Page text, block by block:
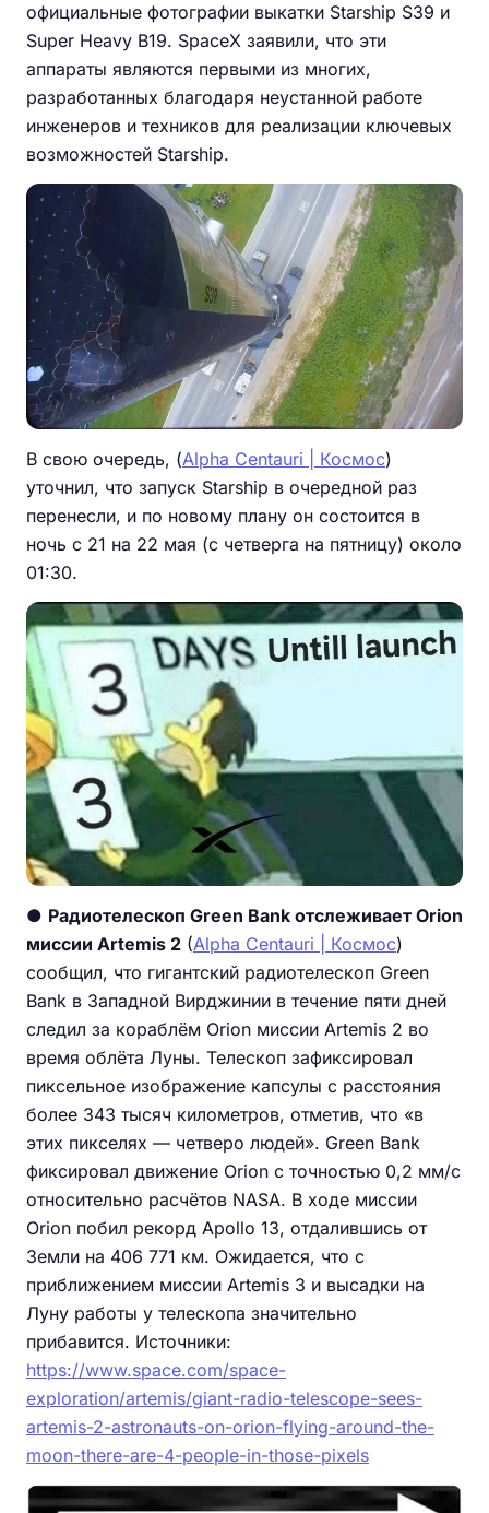
официальные фотографии выкатки Starship S39 и
Super Heavy B19. SpaceX заявили, что эти
аппараты являются первыми из многих,
разработанных благодаря неустанной работе
инженеров и техников для реализации ключевых
возможностей Starship.
В свою очередь, (Alpha Centauri | Космос)
уточнил, что запуск Starship в очередной раз
перенесли, и по новому плану он состоится в
ночь с 21 на 22 мая (с четверга на пятницу) около
01:30.
● Радиотелескоп Green Bank отслеживает Orion
миссии Artemis 2 (Alpha Centauri | Космос)
сообщил, что гигантский радиотелескоп Green
Bank в Западной Вирджинии в течение пяти дней
следил за кораблём Orion миссии Artemis 2 во
время облёта Луны. Телескоп зафиксировал
пиксельное изображение капсулы с расстояния
более 343 тысяч километров, отметив, что «в
этих пикселях — четверо людей». Green Bank
фиксировал движение Orion с точностью 0,2 мм/с
относительно расчётов NASA. В ходе миссии
Orion побил рекорд Apollo 13, отдалившись от
Земли на 406 771 км. Ожидается, что с
приближением миссии Artemis 3 и высадки на
Луну работы у телескопа значительно
прибавится. Источники:
https://www.space.com/space-
exploration/artemis/giant-radio-telescope-sees-
artemis-2-astronauts-on-orion-flying-around-the-
moon-there-are-4-people-in-those-pixels